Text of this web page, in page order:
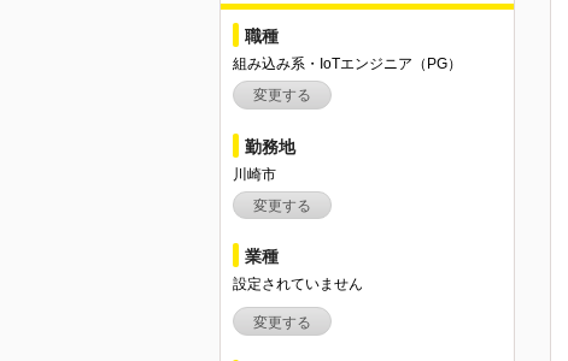
職種
組み込み系・IoTエンジニア（PG）
変更する
勤務地
川崎市
変更する
業種
設定されていません
変更する